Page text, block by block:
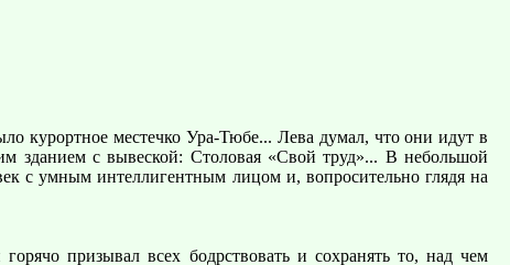
курортное местечко Ура-Тюбе... Лева думал, что они идут в
зданием с вывеской: Столовая «Свой труд»... В небольшой
с умным интеллигентным лицом и, вопросительно глядя на
призывал всех бодрствовать и сохранять то, над чем